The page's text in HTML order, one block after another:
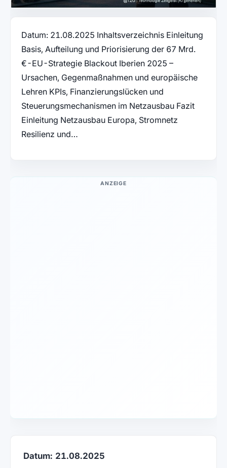
Datum: 21.08.2025 Inhaltsverzeichnis Einleitung
Basis, Aufteilung und Priorisierung der 67 Mrd.
€-EU-Strategie Blackout Iberien 2025 –
Ursachen, Gegenmaßnahmen und europäische
Lehren KPIs, Finanzierungslücken und
Steuerungsmechanismen im Netzausbau Fazit
Einleitung Netzausbau Europa, Stromnetz
Resilienz und…
ANZEIGE
Datum: 21.08.2025